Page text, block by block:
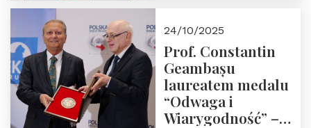
24/10/2025
Prof. Constantin
Geambașu
laureatem medalu
“Odwaga i
Wiarygodność” –